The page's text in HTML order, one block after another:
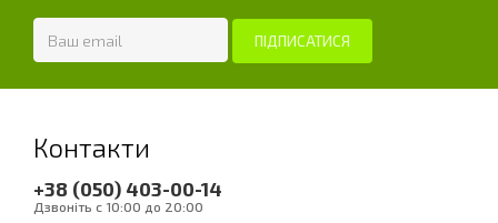
Контакти
+38 (050) 403-00-14
Дзвоніть с 10:00 до 20:00